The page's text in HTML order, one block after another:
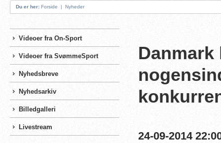
Du er her: Forside | Nyheder
Videoer fra On-Sport
Videoer fra SvømmeSport
Nyhedsbreve
Nyhedsarkiv
Billedgalleri
Livestream
Danmark
24-09-2014